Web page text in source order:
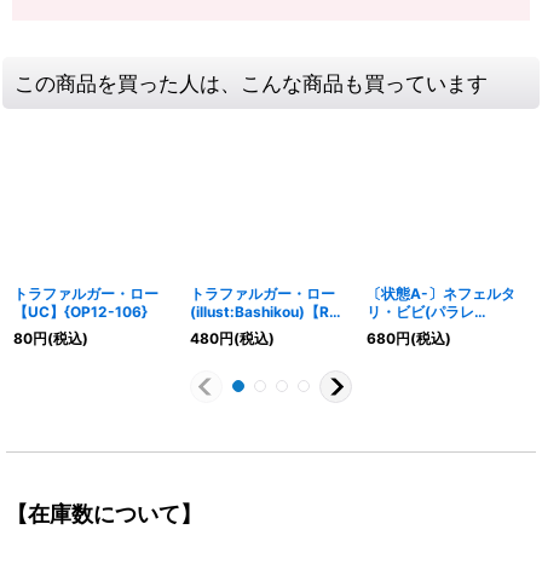
この商品を買った人は、こんな商品も買っています
トラファルガー・ロー
【UC】{OP12-106}
80円(税込)
トラファルガー・ロー
(illust:Bashikou)【R】
{OP07-047}
480円(税込)
〔状態A-〕ネフェルタ
リ・ビビ(パラレ
ル/illust:otton)【L/P】
{EB03-001}
680円(税込)
【在庫数について】